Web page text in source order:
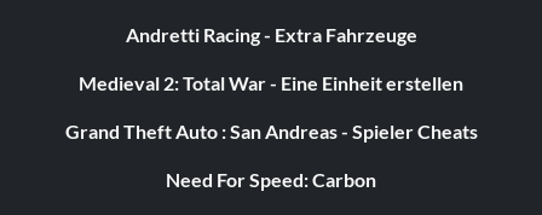
Golden Gun freischalten
Andretti Racing - Extra Fahrzeuge
Medieval 2: Total War - Eine Einheit erstellen
Grand Theft Auto : San Andreas - Spieler Cheats
Need For Speed: Carbon